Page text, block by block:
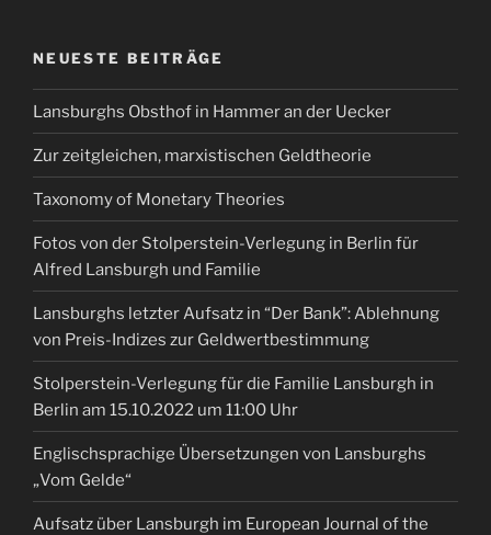
NEUESTE BEITRÄGE
Lansburghs Obsthof in Hammer an der Uecker
Zur zeitgleichen, marxistischen Geldtheorie
Taxonomy of Monetary Theories
Fotos von der Stolperstein-Verlegung in Berlin für
Alfred Lansburgh und Familie
Lansburghs letzter Aufsatz in “Der Bank”: Ablehnung
von Preis-Indizes zur Geldwertbestimmung
Stolperstein-Verlegung für die Familie Lansburgh in
Berlin am 15.10.2022 um 11:00 Uhr
Englischsprachige Übersetzungen von Lansburghs
„Vom Gelde“
Aufsatz über Lansburgh im European Journal of the